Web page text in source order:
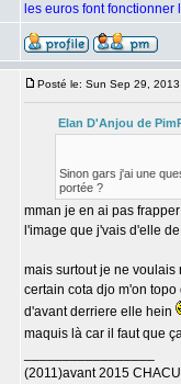
les euros font fonctionner
Posté le: Sun Sep 29,
Elan D'Anjou de
Sinon gars j'ai une
portée ?
mman je en ai pas
l'image que j'vais d'elle de
mais surtout je ne voulais
certain cota djo m'on topo
d'avant derriere elle hein
maquis là car il faut que
(2011)avant 2015